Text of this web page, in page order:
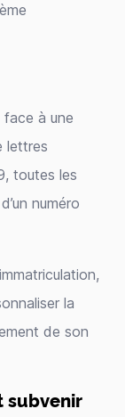
face à une
lettres
toutes les
numéro
la
de son
subvenir